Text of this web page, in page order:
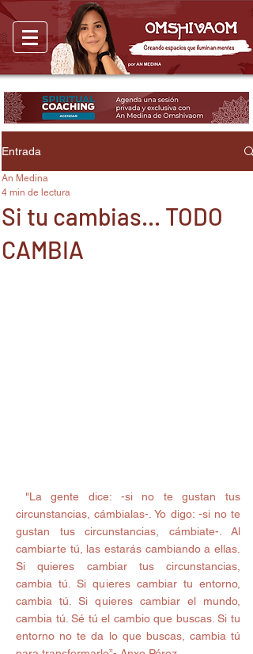
Entrada
Si tu cambias... TODO
CAMBIA
An Medina
4 min de lectura
circunstancias, cámbialas-. Yo digo: -si no te
gustan tus circunstancias, cámbiate-. Al
cambiarte tú, las estarás cambiando a ellas.
Si quieres cambiar tus circunstancias,
cambia tú. Si quieres cambiar tu entorno,
cambia tú. Si quieres cambiar el mundo,
cambia tú. Sé tú el cambio que buscas. Si tu
entorno no te da lo que buscas, cambia tú